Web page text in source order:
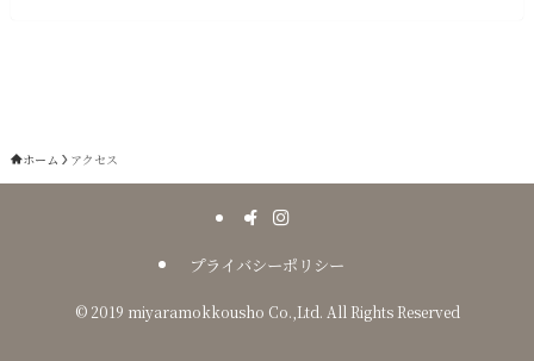
ホーム アクセス
プライバシーポリシー
©2019 miyaramokkousho Co.,Ltd. All Rights Reserved